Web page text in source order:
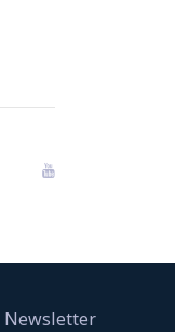
Newsletter